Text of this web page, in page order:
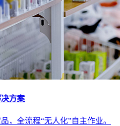
方案
，全流程“无人化”自主作业。